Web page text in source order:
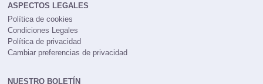
ASPECTOS LEGALES
Política de cookies
Condiciones Legales
Política de privacidad
Cambiar preferencias de privacidad
NUESTRO BOLETÍN